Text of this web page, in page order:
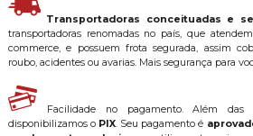
Transportadoras conceituadas e
transportadoras renomadas no país, que
commerce, e possuem frota segurada, assim
roubo, acidentes ou avarias. Mais segurança para
Facilidade no pagamento. Além das
disponibilizamos o PIX. Seu pagamento é